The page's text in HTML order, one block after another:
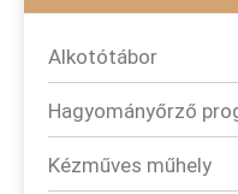
Alkotótábor
Hagyományőrző
Kézműves műhely